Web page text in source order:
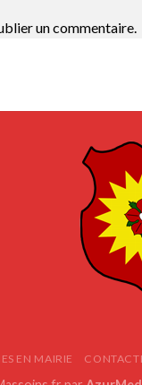
un commentaire.
EN MAIRIE